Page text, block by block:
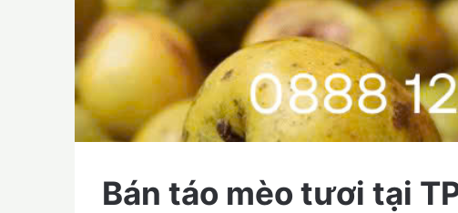
Bán táo mèo tươi tại